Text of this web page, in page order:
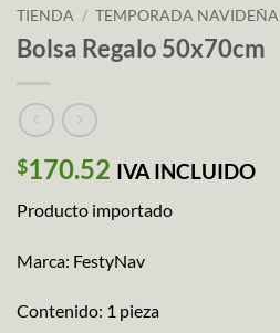
TIENDA / TEMPORADA NAVIDEÑA
Bolsa Regalo 50x70cm
$170.52 IVA INCLUIDO
Producto importado
Marca: FestyNav
Contenido: 1 pieza